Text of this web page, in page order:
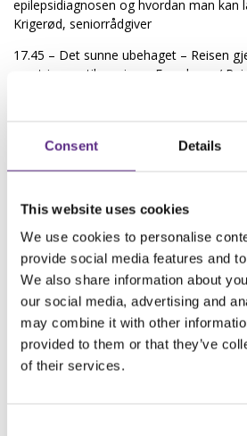
Consent Details
This website uses cookies
We use cookies to personalise
provide social media features and
We also share information about
our social media, advertising and
may combine it with other
provided to them or that they’ve
of their services.
epilepsidiagnosen og hvordan man
Krigerød, seniorrådgiver
17.45 – Det sunne ubehaget – Reisen
mestring og tilpasning – Foredrag v/
psykologspesialist og barneombud i
18.30 – Å gå sammen om å få til ting –
Mathisen: Gjennom en unik
verktøy for å ta positiv kontroll.
19.15 – Å løfte epilepsi,
FDS/PNES.Hvordan ønsker du å bidra?
gang?Foredrag v/ Wojoud Mejalli,
19.45 - Avslutning
Påmelding sendespost@epilepsi.no
Merk påmeldingen med "Vestfold".